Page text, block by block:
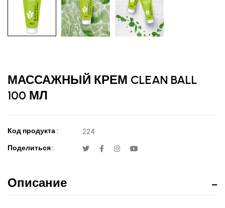
МАССАЖНЫЙ КРЕМ CLEAN BALL
100 МЛ
Код продукта : 224
Поделиться :
Описание